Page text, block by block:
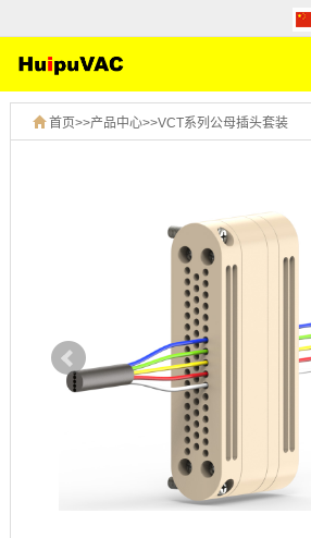
首页>>产品中心>>VCT系列公母插头套装